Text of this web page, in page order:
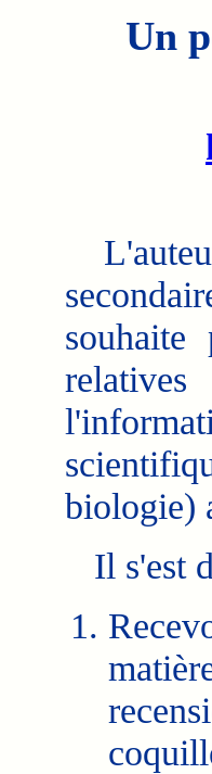
Un
souhaite
biologie)
Il s'est